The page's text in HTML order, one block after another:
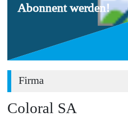
Abonnent werden!
Firma
Coloral SA